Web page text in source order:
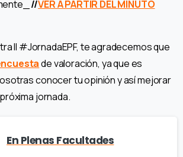
//VER A PARTIR DEL MINUTO
II #JornadaEPF, te agradecemos que
de valoración, ya que es
conocer tu opinión y así mejorar
jornada.
En Plenas Facultades